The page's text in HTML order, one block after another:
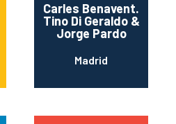
Carles Benavent.
Tino Di Geraldo &
Jorge Pardo
Madrid